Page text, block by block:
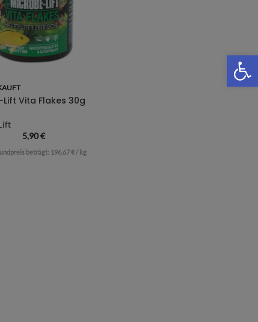
Vita Flakes 30g
5,90€
beträgt: 196,67€/ kg